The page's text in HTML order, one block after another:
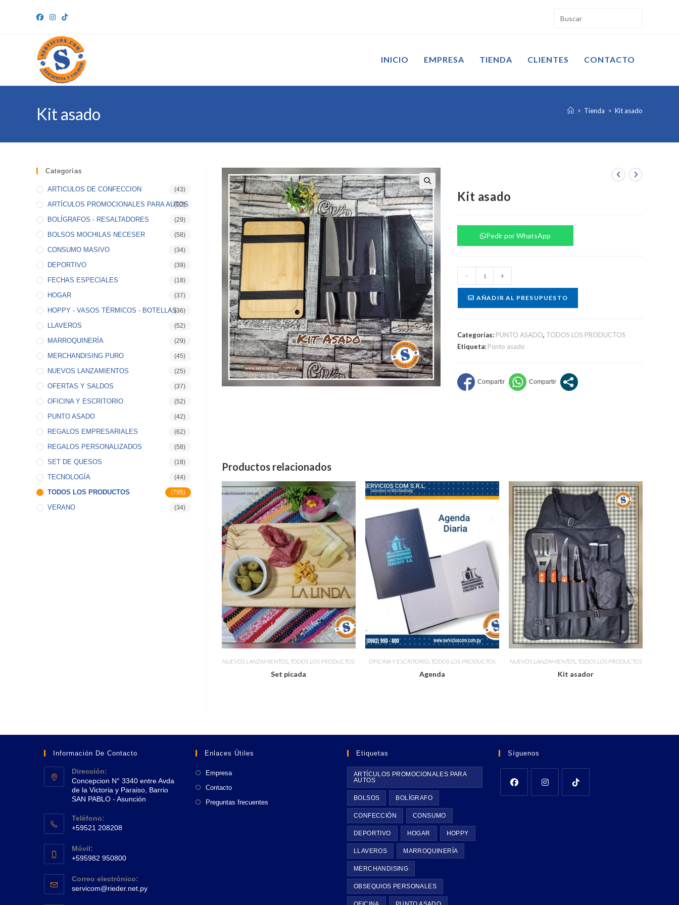
INICIO EMPRESA TIENDA CLIENTES CONTACTO
Kit asado > Tienda > Kit asado
Kit asado
Pedir por WhatsApp
asado
cantidad
- +
AÑADIR AL PRESUPUESTO
Categorías: PUNTO ASADO, TODOS LOS PRODUCTOS
Etiqueta: Punto asado
Productos relacionados
NUEVOS LANZAMIENTOS, TODOS LOS PRODUCTOS
Set picada
OFICINA Y ESCRITORIO, TODOS LOS PRODUCTOS
Agenda
NUEVOS LANZAMIENTOS, TODOS LOS PRODUCTOS
Kit asador
Categorías
ARTICULOS DE CONFECCION (43)
ARTÍCULOS PROMOCIONALES PARA AUTOS
(12)
BOLÍGRAFOS - RESALTADORES (29)
BOLSOS MOCHILAS NECESER (58)
CONSUMO MASIVO (34)
DEPORTIVO (39)
FECHAS ESPECIALES (18)
HOGAR (37)
HOPPY - VASOS TÉRMICOS - BOTELLAS(36)
LLAVEROS (52)
MARROQUINERÍA (29)
MERCHANDISING PURO (45)
NUEVOS LANZAMIENTOS (25)
OFERTAS Y SALDOS (37)
OFICINA Y ESCRITORIO (52)
PUNTO ASADO (42)
REGALOS EMPRESARIALES (62)
REGALOS PERSONALIZADOS (58)
SET DE QUESOS (18)
TECNOLOGÍA (44)
TODOS LOS PRODUCTOS (795)
VERANO (34)
Información De Contacto
Dirección:
Concepcion N° 3340 entre Avda
de la Victoria y Paraiso, Barrio
SAN PABLO - Asunción
abre
una
nueva
Teléfono:
+59521 208208
abre
en
tu
aplicación
Móvil:
+595982 950800
abre
en
Correo electrónico:
servicom@rieder.net.pySe
Enlaces Útiles
Empresa
Contacto
Preguntas frecuentes
Etiquetas
ARTÍCULOS PROMOCIONALES PARA
AUTOS
BOLSOS BOLÍGRAFO
CONFECCIÓN CONSUMO
DEPORTIVO HOGAR HOPPY
LLAVEROS MARROQUINERÍA
MERCHANDISING
OBSEQUIOS PERSONALES
Síguenos